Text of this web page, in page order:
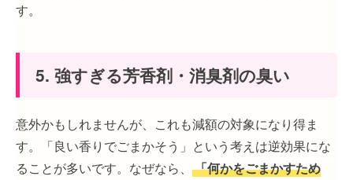
す。
5. 強すぎる芳香剤・消臭剤の臭い
意外かもしれませんが、これも減額の対象になり得ま
す。「良い香りでごまかそう」という考えは逆効果にな
ることが多いです。なぜなら、
「何かをごまかすため